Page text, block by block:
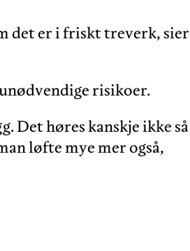
det er i friskt treverk, sier
risikoer.
Det høres kanskje ikke så
løfte mye mer også,